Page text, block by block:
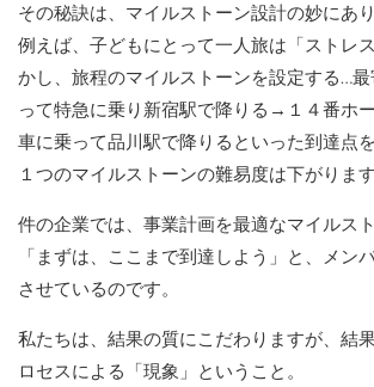
その秘訣は、マイルストーン設計の妙にあり
例えば、子どもにとって一人旅は「ストレ
かし、旅程のマイルストーンを設定する…
って特急に乗り新宿駅で降りる→１４番ホ
車に乗って品川駅で降りるといった到達点
１つのマイルストーンの難易度は下がります
件の企業では、事業計画を最適なマイルス
「まずは、ここまで到達しよう」と、メン
させているのです。
私たちは、結果の質にこだわりますが、結
ロセスによる「現象」ということ。